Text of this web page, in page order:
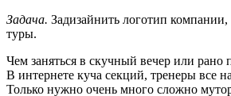
Задача. Задизайнить логотип
туры.
Чем заняться в скучный вечер или рано
В интернете куча секций, тренеры все
Только нужно очень много сложно